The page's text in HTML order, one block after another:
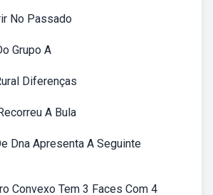
No Passado
Grupo A
Diferenças
A Bula
Dna Apresenta A Seguinte
Convexo Tem 3 Faces Com 4